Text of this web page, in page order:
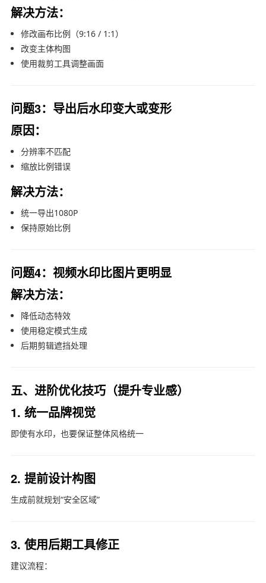
解决方法：
修改画布比例（9:16 / 1:1）
改变主体构图
使用裁剪工具调整画面
问题3：导出后水印变大或变形
原因：
分辨率不匹配
缩放比例错误
解决方法：
统一导出1080P
保持原始比例
问题4：视频水印比图片更明显
解决方法：
降低动态特效
使用稳定模式生成
后期剪辑遮挡处理
五、进阶优化技巧（提升专业感）
1. 统一品牌视觉
即使有水印，也要保证整体风格统一
2. 提前设计构图
生成前就规划“安全区域”
3. 使用后期工具修正
建议流程：